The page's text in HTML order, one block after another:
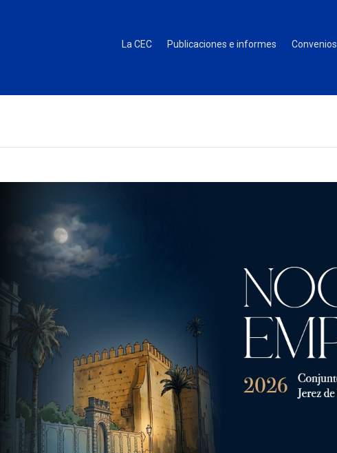
La CEC Publicaciones e informes Convenios